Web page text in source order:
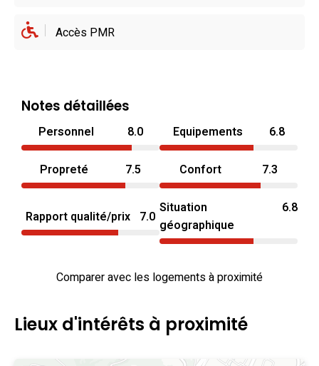
Accès PMR
Notes détaillées
Personnel 8.0 Equipements 6.8
Propreté 7.5 Confort 7.3
Rapport qualité/prix 7.0
Situation
géographique
6.8
Comparer avec les logements à proximité
Lieux d'intérêts à proximité